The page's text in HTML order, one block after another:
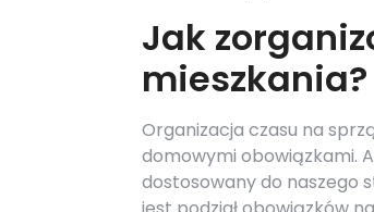
Jak
mieszkania?
Organizacja czasu na
domowymi obowiązkami.
dostosowany do naszego